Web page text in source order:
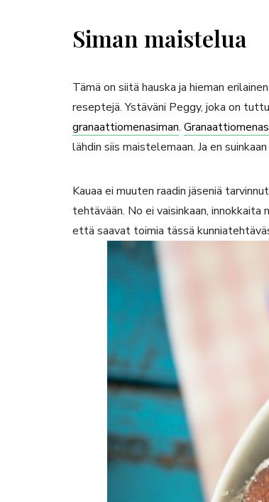
Siman maistelua
Tämä on siitä hauska ja hieman
reseptejä. Ystäväni Peggy, joka on
granaattiomenasiman.
lähdin siis maistelemaan. Ja en
Kauaa ei muuten raadin jäseniä
tehtävään. No ei vaisinkaan,
että saavat toimia tässä